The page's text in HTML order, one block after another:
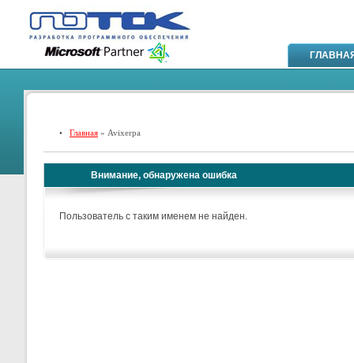
• Главная » Avixerpa
Внимание, обнаружена ошибка
Пользователь с таким именем не найден.